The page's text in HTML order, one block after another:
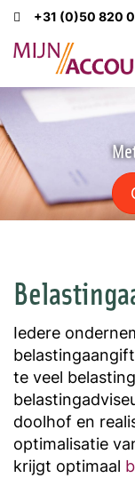
+31 (0)50 820
Iedere
te veel
doolhof en
optimalisatie
krijgt optimaal